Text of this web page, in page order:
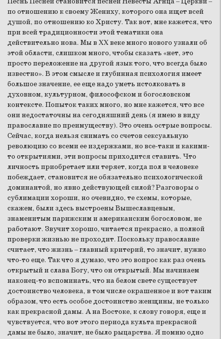
по отношению к своему Жениху, которого она ищет всей
душой, по отношению ко Христу. Так вот, мне кажется, что
при всей традиционности этой тематики она
действительно нова. Мы в XX веке много нового узнали об
этой области, слишком много, чтобы сказать «нет, это
просто переложение на другой язык того, что всегда было
известно». В этом смысле и глубинная психология имеет
большое значение, ее еще надо уметь истолковать в
духовном, культурном, философском и богословском
контексте. Попыток таких много, но мне кажется, что все
они недостаточны на сегодняшний день (я имею в виду
православие по преимуществу). Это очень острые вопросы.
Сейчас, когда нельзя снимать со счетов сексуальную
революцию со всеми ее издержками, но все-таки и какими-
то открытиями, эти вопросы приходится ставить. Что
личность приобретает или теряет, когда пол в человеке
побеждает, становится не обязательно психологической
доминантой, но явно действующей силой? Разговоры о
сублимации хороши, но очевидно, те схемы, которые,
скажем, были здесь выстроены Вышеславцевым,
знаменитым парижским и американским богословом, не
работают. Звучит хорошо, читается прекрасно, а полной
проверки жизнью не проходит. Поскольку православие
считает, что жизнь – главный критерий, то значит, нужно
что-то еще. Так что я думаю, что это вопрос как раз очень
открытый и слава Богу, что он открытый. Мы начинаем
наконец-то вспоминать, что на белом свете существует
достоинство человека, в том числе окрашенное и вот таким
образом, что есть особое достоинство женщины, не только
как прекрасной дамы. А на Востоке, к слову говоря, еще и
чувствуется, что вот этого периода культа прекрасной
дамы не было, значит, не было рыцарства. Я помню одно